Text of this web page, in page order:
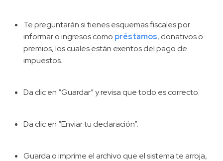
Te preguntarán si tienes esquemas fiscales por
informar o ingresos como préstamos, donativos o
premios, los cuales están exentos del pago de
impuestos.
Da clic en “Guardar” y revisa que todo es correcto.
Da clic en “Enviar tu declaración”.
Guarda o imprime el archivo que el sistema te arroja,